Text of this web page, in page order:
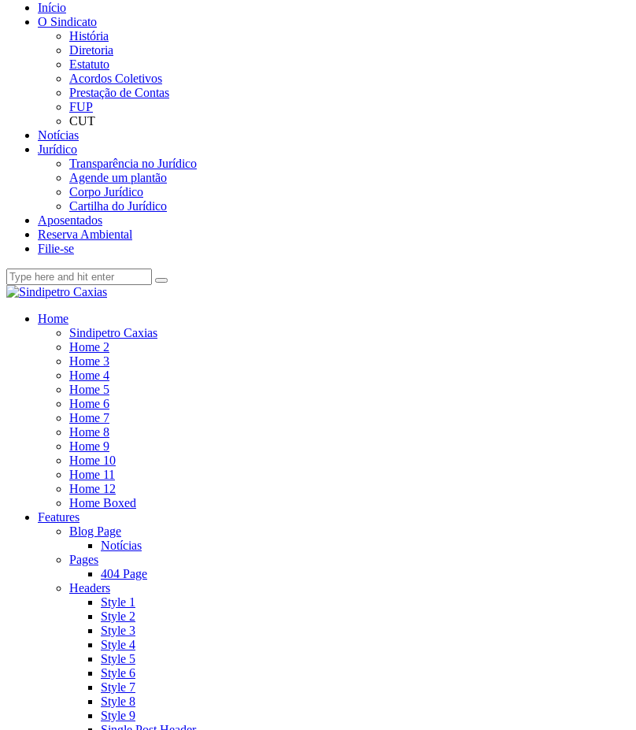
Início
O Sindicato
História
Diretoria
Estatuto
Acordos Coletivos
Prestação de Contas
FUP
CUT
Notícias
Jurídico
Transparência no Jurídico
Agende um plantão
Corpo Jurídico
Cartilha do Jurídico
Aposentados
Reserva Ambiental
Filie-se
Home
Sindipetro Caxias
Home 2
Home 3
Home 4
Home 5
Home 6
Home 7
Home 8
Home 9
Home 10
Home 11
Home 12
Home Boxed
Features
Blog Page
Notícias
Pages
404 Page
Headers
Style 1
Style 2
Style 3
Style 4
Style 5
Style 6
Style 7
Style 8
Style 9